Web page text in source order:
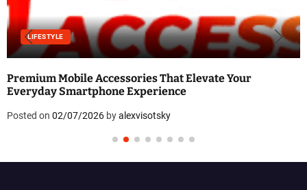
LIFESTYLE
Premium Mobile Accessories That Elevate Your
Everyday Smartphone Experience
Posted on 02/07/2026 byalexvisotsky